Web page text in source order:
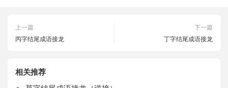
上一篇
丙字结尾成语接龙
下一篇
丁字结尾成语接龙
相关推荐